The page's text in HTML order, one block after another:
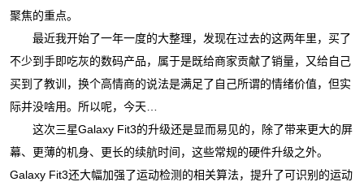
聚焦的重点。
最近我开始了一年一度的大整理，发现在过去的这两年里，买了
不少到手即吃灰的数码产品，属于是既给商家贡献了销量，又给自己
买到了教训，换个高情商的说法是满足了自己所谓的情绪价值，但实
际并没啥用。所以呢，今天…
这次三星Galaxy Fit3的升级还是显而易见的，除了带来更大的屏
幕、更薄的机身、更长的续航时间，这些常规的硬件升级之外。
Galaxy Fit3还大幅加强了运动检测的相关算法，提升了可识别的运动